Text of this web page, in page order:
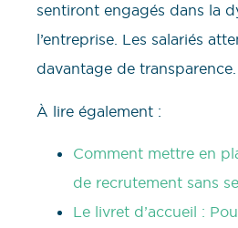
sentiront engagés dans la
l’entreprise. Les salariés
davantage de transparence.
À lire également :
Comment mettre en
de recrutement sans
Le livret d’accueil :